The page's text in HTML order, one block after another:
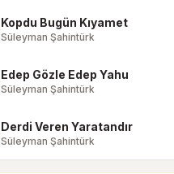
Kopdu Bugün Kıyamet
Süleyman Şahintürk
Edep Gözle Edep Yahu
Süleyman Şahintürk
Derdi Veren Yaratandır
Süleyman Şahintürk